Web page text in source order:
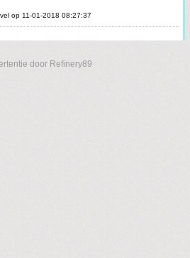
op 11-01-2018 08:27:37
door Refinery89